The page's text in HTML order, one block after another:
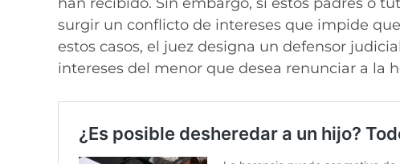
han recibido. Sin embargo, si estos padres o
surgir un conflicto de intereses que impide
estos casos, el juez designa un defensor
intereses del menor que desea renunciar a la